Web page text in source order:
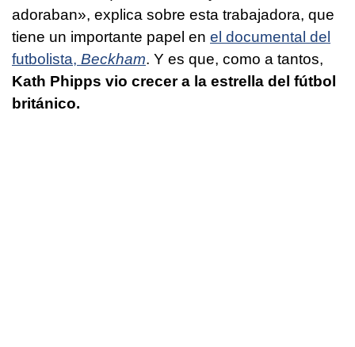
adoraban», explica sobre esta trabajadora, que
tiene un importante papel en el documental del
futbolista, Beckham. Y es que, como a tantos,
Kath Phipps vio crecer a la estrella del fútbol
británico.